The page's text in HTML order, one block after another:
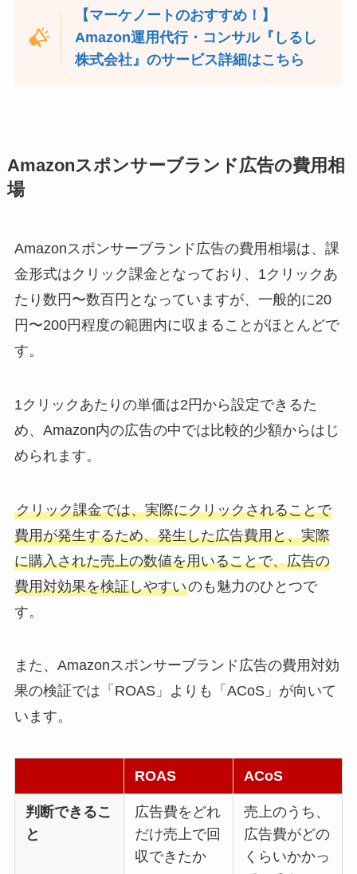
【マーケノートのおすすめ！】
Amazon運用代行・コンサル『しるし
株式会社』のサービス詳細はこちら
Amazonスポンサーブランド広告の費用相
場
Amazonスポンサーブランド広告の費用相場は、課
金形式はクリック課金となっており、1クリックあ
たり数円〜数百円となっていますが、一般的に20
円〜200円程度の範囲内に収まることがほとんどで
す。
1クリックあたりの単価は2円から設定できるた
め、Amazon内の広告の中では比較的少額からはじ
められます。
クリック課金では、実際にクリックされることで
費用が発生するため、発生した広告費用と、実際
に購入された売上の数値を用いることで、広告の
費用対効果を検証しやすいのも魅力のひとつで
す。
また、Amazonスポンサーブランド広告の費用対効
果の検証では「ROAS」よりも「ACoS」が向いて
います。
ROAS ACoS
判断できるこ
と
広告費をどれ
だけ売上で回
収できたか
売上のうち、
広告費がどの
くらいかかっ